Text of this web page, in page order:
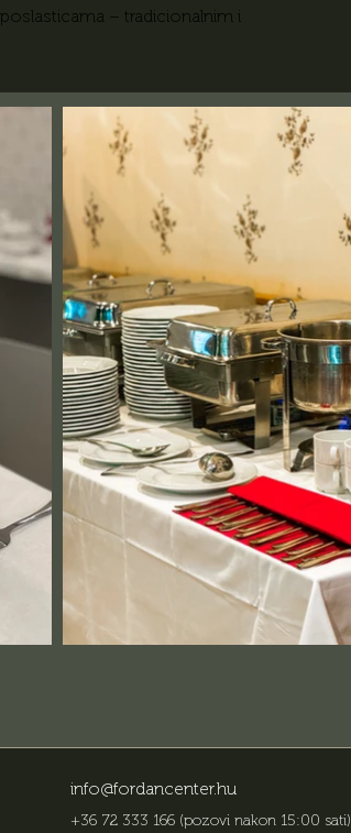
– tradicionalnim i
info@fordancenter.hu
+36 72 333 166 (pozovi nakon 15:00 sati)